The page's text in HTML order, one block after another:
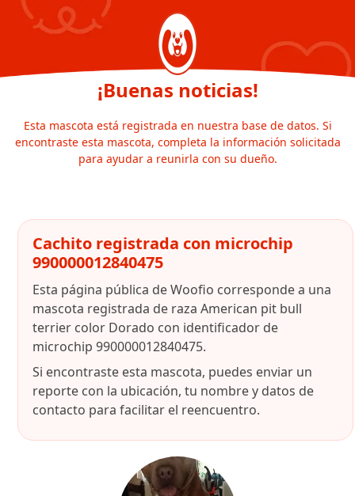
¡Buenas noticias!
Esta mascota está registrada en nuestra base de datos. Si
encontraste esta mascota, completa la información solicitada
para ayudar a reunirla con su dueño.
Cachito registrada con microchip
990000012840475
Esta página pública de Woofio corresponde a una
mascota registrada de raza American pit bull
terrier color Dorado con identificador de
microchip 990000012840475.
Si encontraste esta mascota, puedes enviar un
reporte con la ubicación, tu nombre y datos de
contacto para facilitar el reencuentro.